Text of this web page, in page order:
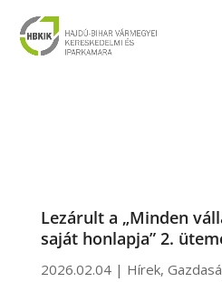
Lezárult a „Minden
saját honlapja” 2.
2026.02.04| Hírek,